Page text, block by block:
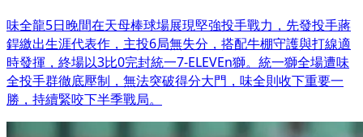
味全龍5日晚間在天母棒球場展現堅強投手戰力，先發投手蔣
銲繳出生涯代表作，主投6局無失分，搭配牛棚守護與打線適
時發揮，終場以3比0完封統一7-ELEVEn獅。統一獅全場遭味
全投手群徹底壓制，無法突破得分大門，味全則收下重要一
勝，持續緊咬下半季戰局。